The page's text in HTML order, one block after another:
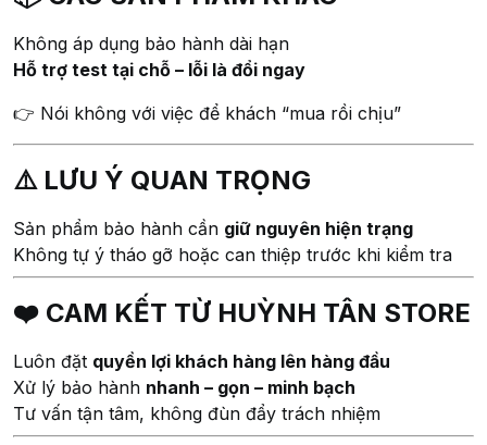
Không áp dụng bảo hành dài hạn
Hỗ trợ test tại chỗ – lỗi là đổi ngay
👉 Nói không với việc để khách “mua rồi chịu”
⚠️ LƯU Ý QUAN TRỌNG
Sản phẩm bảo hành cần giữ nguyên hiện trạng
Không tự ý tháo gỡ hoặc can thiệp trước khi kiểm tra
❤️ CAM KẾT TỪ HUỲNH TÂN STORE
Luôn đặt quyền lợi khách hàng lên hàng đầu
Xử lý bảo hành nhanh – gọn – minh bạch
Tư vấn tận tâm, không đùn đẩy trách nhiệm